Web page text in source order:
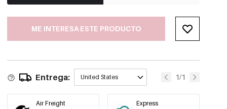
ME INTERESA ESTE PRODUCTO
Entrega: United States 1/1
Air Freight
Express